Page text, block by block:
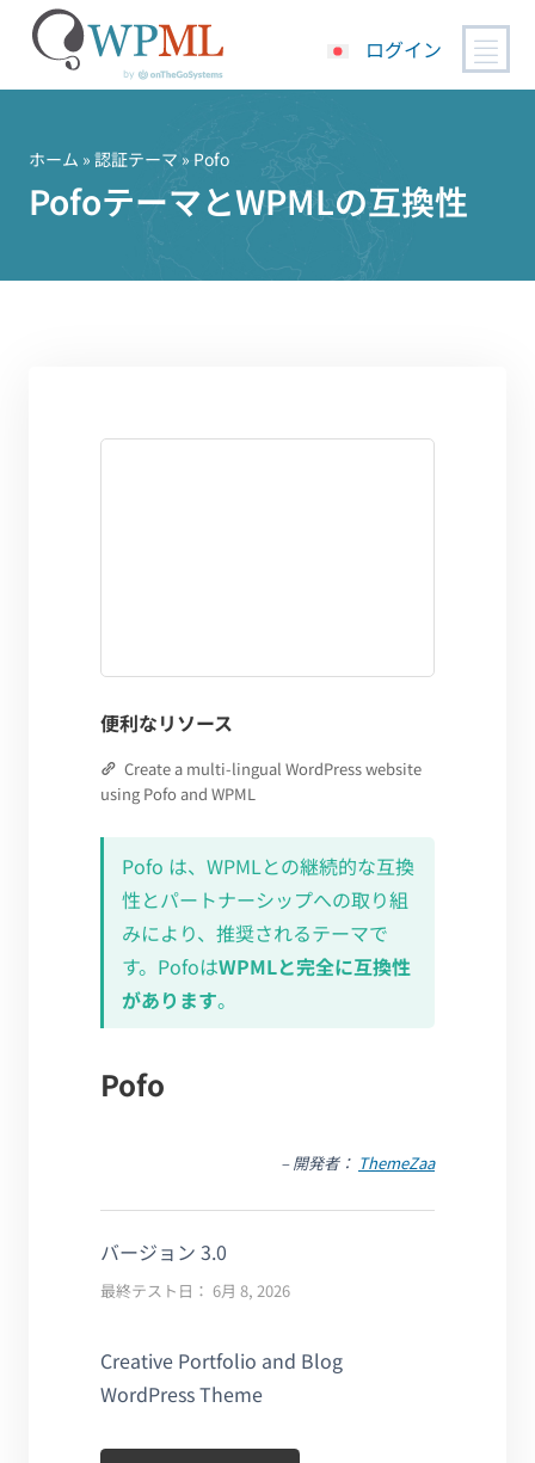
ス
ログイン
ホーム » 認証テーマ » Pofo
PofoテーマとWPMLの互換性
便利なリソース
Create a multi-lingual WordPress website
using Pofo and WPML
Pofo は、WPMLとの継続的な互換
性とパートナーシップへの取り組
みにより、推奨されるテーマで
す。PofoはWPMLと完全に互換性
があります。
Pofo
– 開発者： ThemeZaa
バージョン 3.0
最終テスト日： 6月 8, 2026
Creative Portfolio and Blog
WordPress Theme